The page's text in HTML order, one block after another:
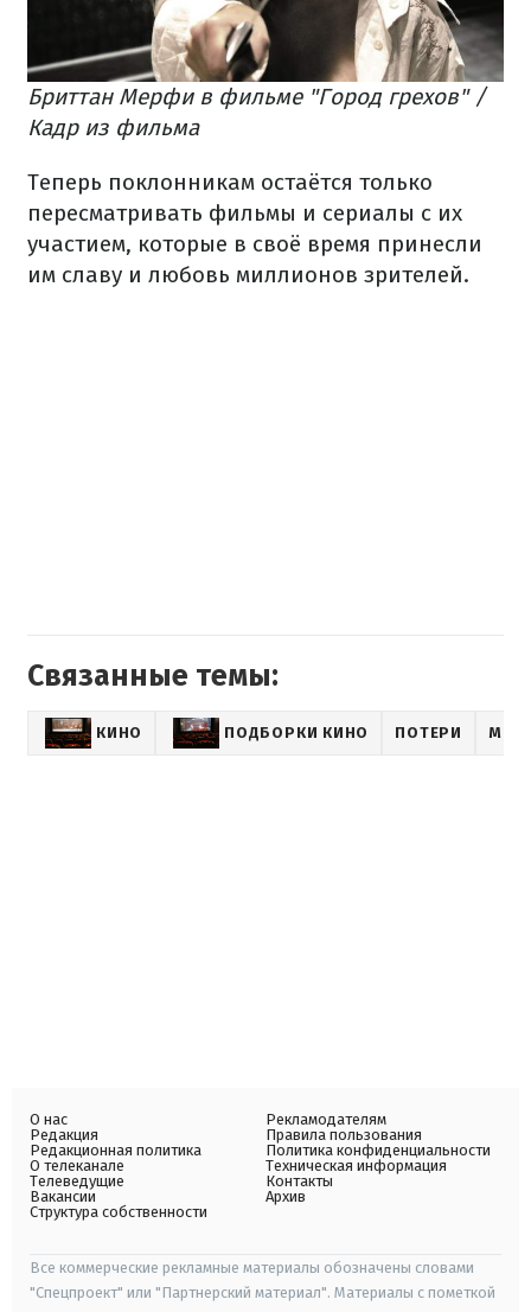
Бриттан Мерфи в фильме "Город грехов" /
Кадр из фильма
Теперь поклонникам остаётся только
пересматривать фильмы и сериалы с их
участием, которые в своё время принесли
им славу и любовь миллионов зрителей.
Связанные темы:
КИНО ПОДБОРКИ КИНО ПОТЕРИ
О нас
Редакция
Редакционная политика
О телеканале
Телеведущие
Вакансии
Структура собственности
Рекламодателям
Правила пользования
Политика конфиденциальности
Техническая информация
Контакты
Архив
Все коммерческие рекламные материалы обозначены словами
"Спецпроект" или "Партнерский материал". Материалы с пометкой